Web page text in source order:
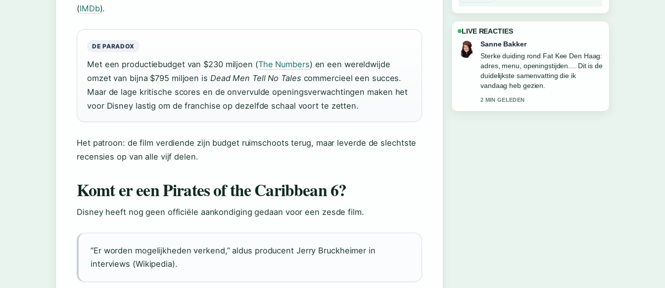
(IMDb).
DE PARADOX
Met een productiebudget van $230 miljoen (The Numbers) en een wereldwijde
omzet van bijna $795 miljoen is Dead Men Tell No Tales commercieel een succes.
Maar de lage kritische scores en de onvervulde openingsverwachtingen maken het
voor Disney lastig om de franchise op dezelfde schaal voort te zetten.
Het patroon: de film verdiende zijn budget ruimschoots terug, maar leverde de slechtste
recensies op van alle vijf delen.
Komt er een Pirates of the Caribbean 6?
Disney heeft nog geen officiële aankondiging gedaan voor een zesde film.
”Er worden mogelijkheden verkend,” aldus producent Jerry Bruckheimer in
interviews (Wikipedia).
LIVE REACTIES
Daan Smit
Volg Weer Huizen 14 dagen: actuele
verwachting en... nauwlettend –
waardeer de rustige en evenwichtige
toon.
4 MIN GELEDEN